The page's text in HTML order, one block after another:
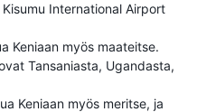
International Airport
Keniaan myös maateitse.
Tansaniasta, Ugandasta,
Keniaan myös meritse, ja